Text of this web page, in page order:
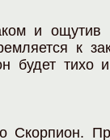
и ощутив
к
будет тихо
Скорпион.